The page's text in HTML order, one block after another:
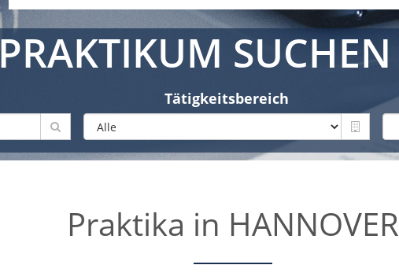
PRAKTIKUM SUCHEN
Tätigkeitsbereich
Praktika in HANNOVER